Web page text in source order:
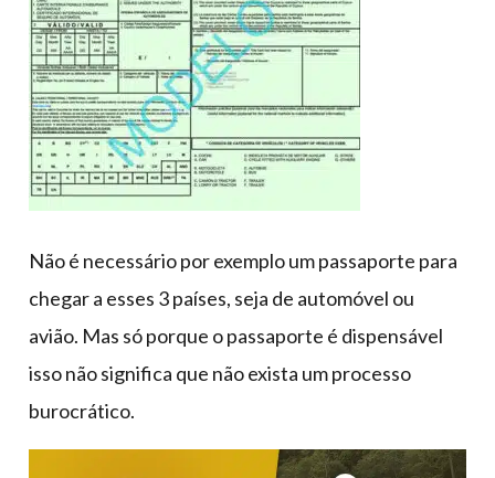
Não é necessário por exemplo um passaporte para
chegar a esses 3 países, seja de automóvel ou
avião. Mas só porque o passaporte é dispensável
isso não significa que não exista um processo
burocrático.